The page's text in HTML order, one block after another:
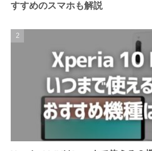
すすめのスマホも解説